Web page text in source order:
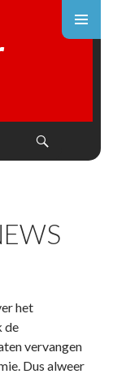
het
de
vervangen
Dus alweer